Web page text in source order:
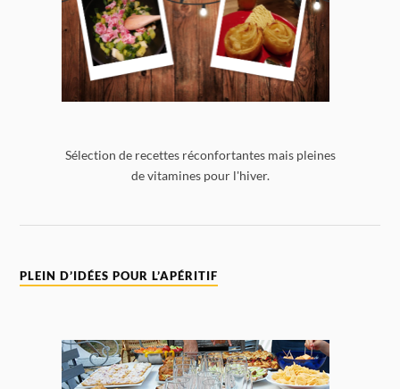
Sélection de recettes réconfortantes mais pleines
de vitamines pour l'hiver.
PLEIN D’IDÉES POUR L’APÉRITIF